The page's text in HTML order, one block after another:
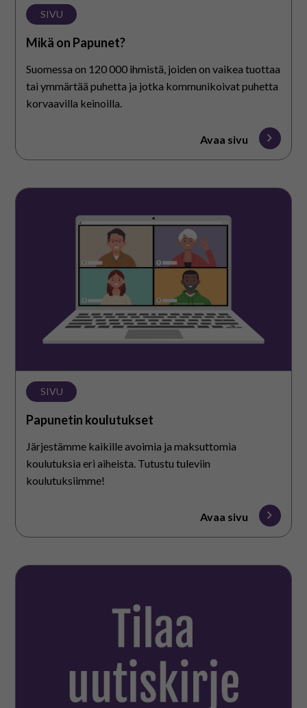
SIVU
Mikä on Papunet?
Suomessa on 120 000 ihmistä, joiden on vaikea tuottaa
tai ymmärtää puhetta ja jotka kommunikoivat puhetta
korvaavilla keinoilla.
Avaa sivu
koulutukset
SIVU
Papunetin koulutukset
Järjestämme kaikille avoimia ja maksuttomia
koulutuksia eri aiheista. Tutustu tuleviin
koulutuksiimme!
Avaa sivu